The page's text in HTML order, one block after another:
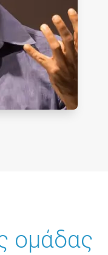
ομάδας